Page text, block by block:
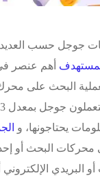
جوجل حسب
أهم عنصر في
يحتاجونها، و
محركات البحث أو
أو البريدي